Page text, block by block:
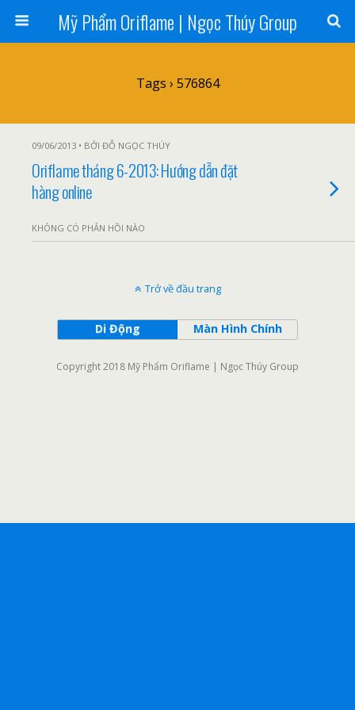
Mỹ Phẩm Oriflame | Ngọc Thúy Group
Tags › 576864
09/06/2013 • BỞI ĐỖ NGỌC THÚY
Oriflame tháng 6-2013: Hướng dẫn đặt
hàng online
KHÔNG CÓ PHẢN HỒI NÀO
Trở về đầu trang
Di Động Màn Hình Chính
Copyright 2018 Mỹ Phẩm Oriflame | Ngọc Thúy Group